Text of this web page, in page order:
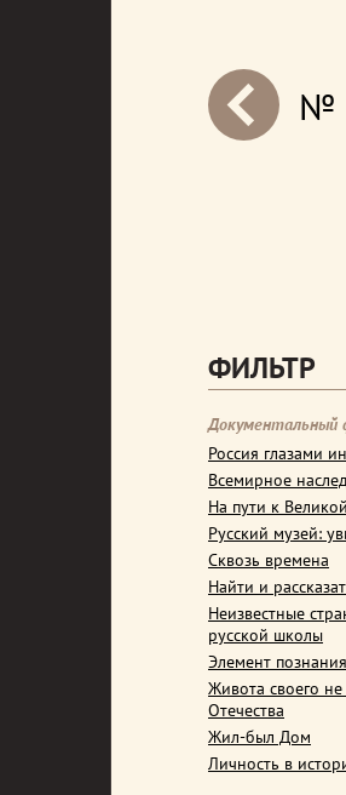
next№
ФИЛЬТР
Документальный
Россия глазами
Всемирное
На пути к
Русский музей:
Сквозь времена
Найти и
Неизвестные
русской школы
Элемент познания
Живота своего
Отечества
Жил-был Дом
Личность в